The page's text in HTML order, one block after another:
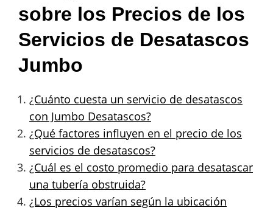
sobre los Precios de los
Servicios de Desatascos
Jumbo
¿Cuánto cuesta un servicio de desatascos
con Jumbo Desatascos?
¿Qué factores influyen en el precio de los
servicios de desatascos?
¿Cuál es el costo promedio para desatascar
una tubería obstruida?
¿Los precios varían según la ubicación